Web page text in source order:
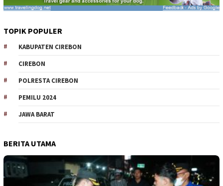
TOPIK POPULER
KABUPATEN CIREBON
CIREBON
POLRESTA CIREBON
PEMILU 2024
JAWA BARAT
BERITA UTAMA